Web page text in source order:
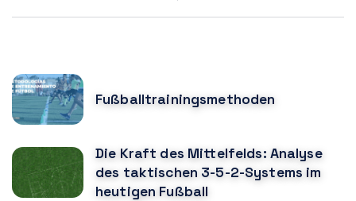
Fußballtrainingsmethoden
Die Kraft des Mittelfelds: Analyse
des taktischen 3-5-2-Systems im
heutigen Fußball